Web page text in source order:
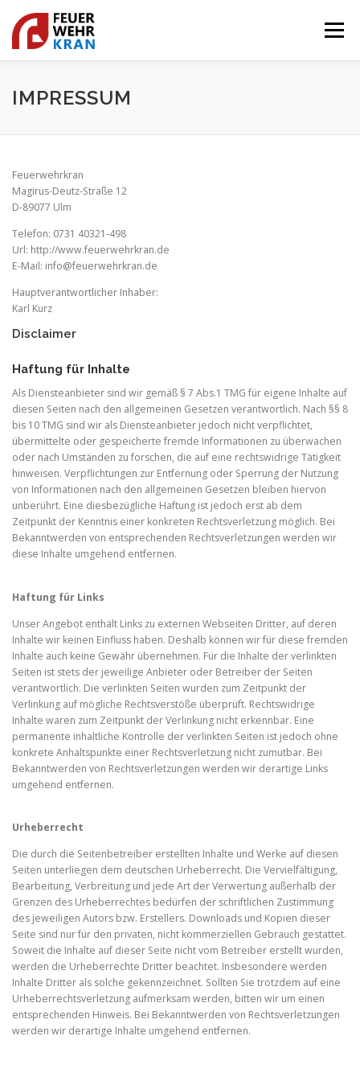
Inhalt
springen
Menü
START AUSBILDUNGEN
IMPRESSUM
Feuerwehrkran
Magirus-Deutz-Straße 12
D-89077 Ulm
Telefon: 0731 40321-498
Url: http://www.feuerwehrkran.de
E-Mail: info@feuerwehrkran.de
Hauptverantwortlicher Inhaber:
Karl Kurz
Disclaimer
Haftung für Inhalte
Als Diensteanbieter sind wir gemäß § 7 Abs.1 TMG für eigene Inhalte auf
diesen Seiten nach den allgemeinen Gesetzen verantwortlich. Nach §§ 8
bis 10 TMG sind wir als Diensteanbieter jedoch nicht verpflichtet,
übermittelte oder gespeicherte fremde Informationen zu überwachen
oder nach Umständen zu forschen, die auf eine rechtswidrige Tätigkeit
hinweisen. Verpflichtungen zur Entfernung oder Sperrung der Nutzung
von Informationen nach den allgemeinen Gesetzen bleiben hiervon
unberührt. Eine diesbezügliche Haftung ist jedoch erst ab dem
Zeitpunkt der Kenntnis einer konkreten Rechtsverletzung möglich. Bei
Bekanntwerden von entsprechenden Rechtsverletzungen werden wir
diese Inhalte umgehend entfernen.
Haftung für Links
Unser Angebot enthält Links zu externen Webseiten Dritter, auf deren
Inhalte wir keinen Einfluss haben. Deshalb können wir für diese fremden
Inhalte auch keine Gewähr übernehmen. Für die Inhalte der verlinkten
Seiten ist stets der jeweilige Anbieter oder Betreiber der Seiten
verantwortlich. Die verlinkten Seiten wurden zum Zeitpunkt der
Verlinkung auf mögliche Rechtsverstöße überprüft. Rechtswidrige
Inhalte waren zum Zeitpunkt der Verlinkung nicht erkennbar. Eine
permanente inhaltliche Kontrolle der verlinkten Seiten ist jedoch ohne
konkrete Anhaltspunkte einer Rechtsverletzung nicht zumutbar. Bei
Bekanntwerden von Rechtsverletzungen werden wir derartige Links
umgehend entfernen.
Urheberrecht
Die durch die Seitenbetreiber erstellten Inhalte und Werke auf diesen
Seiten unterliegen dem deutschen Urheberrecht. Die Vervielfältigung,
Bearbeitung, Verbreitung und jede Art der Verwertung außerhalb der
Grenzen des Urheberrechtes bedürfen der schriftlichen Zustimmung
des jeweiligen Autors bzw. Erstellers. Downloads und Kopien dieser
Seite sind nur für den privaten, nicht kommerziellen Gebrauch gestattet.
Soweit die Inhalte auf dieser Seite nicht vom Betreiber erstellt wurden,
werden die Urheberrechte Dritter beachtet. Insbesondere werden
Inhalte Dritter als solche gekennzeichnet. Sollten Sie trotzdem auf eine
Urheberrechtsverletzung aufmerksam werden, bitten wir um einen
entsprechenden Hinweis. Bei Bekanntwerden von Rechtsverletzungen
werden wir derartige Inhalte umgehend entfernen.